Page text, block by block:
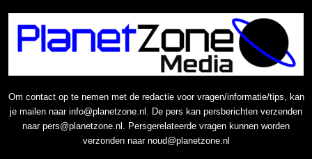
Om contact op te nemen met de redactie voor vragen/informatie/tips, kan
je mailen naar info@planetzone.nl. De pers kan persberichten verzenden
naar pers@planetzone.nl. Persgerelateerde vragen kunnen worden
verzonden naar noud@planetzone.nl